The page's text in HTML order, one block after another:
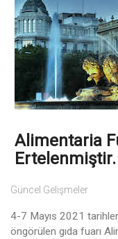
Alimentaria
Ertelenmiştir.
Güncel Gelişmeler
4-7 Mayıs 2021
öngörülen gıda fuarı